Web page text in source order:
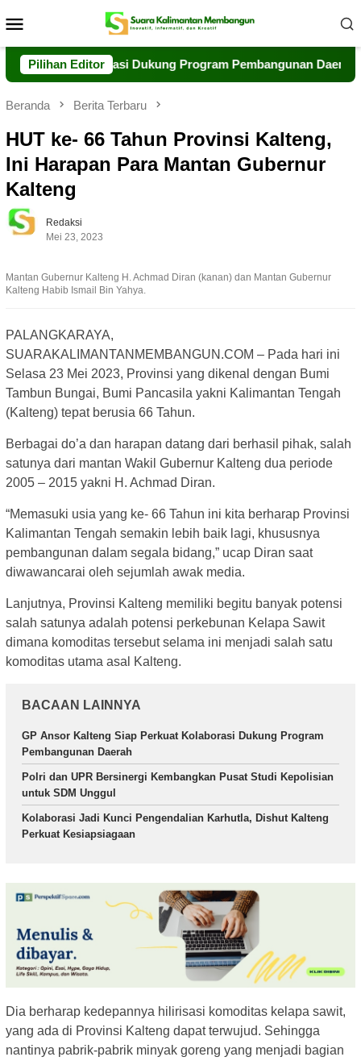
ke
Mobile
Pilihan Editor
Kolaborasi Dukung Program Pembangunan Daerah
Beranda Berita Terbaru
HUT ke- 66 Tahun Provinsi Kalteng,
Ini Harapan Para Mantan Gubernur
Kalteng
Redaksi
Mei 23, 2023
Mantan Gubernur Kalteng H. Achmad Diran (kanan) dan Mantan Gubernur
Kalteng Habib Ismail Bin Yahya.
PALANGKARAYA,
SUARAKALIMANTANMEMBANGUN.COM – Pada hari ini
Selasa 23 Mei 2023, Provinsi yang dikenal dengan Bumi
Tambun Bungai, Bumi Pancasila yakni Kalimantan Tengah
(Kalteng) tepat berusia 66 Tahun.
Berbagai do’a dan harapan datang dari berhasil pihak, salah
satunya dari mantan Wakil Gubernur Kalteng dua periode
2005 – 2015 yakni H. Achmad Diran.
“Memasuki usia yang ke- 66 Tahun ini kita berharap Provinsi
Kalimantan Tengah semakin lebih baik lagi, khususnya
pembangunan dalam segala bidang,” ucap Diran saat
diwawancarai oleh sejumlah awak media.
Lanjutnya, Provinsi Kalteng memiliki begitu banyak potensi
salah satunya adalah potensi perkebunan Kelapa Sawit
dimana komoditas tersebut selama ini menjadi salah satu
komoditas utama asal Kalteng.
BACAAN LAINNYA
GP Ansor Kalteng Siap Perkuat Kolaborasi Dukung Program
Pembangunan Daerah
Polri dan UPR Bersinergi Kembangkan Pusat Studi Kepolisian
untuk SDM Unggul
Kolaborasi Jadi Kunci Pengendalian Karhutla, Dishut Kalteng
Perkuat Kesiapsiagaan
Dia berharap kedepannya hilirisasi komoditas kelapa sawit,
yang ada di Provinsi Kalteng dapat terwujud. Sehingga
nantinya pabrik-pabrik minyak goreng yang menjadi bagian